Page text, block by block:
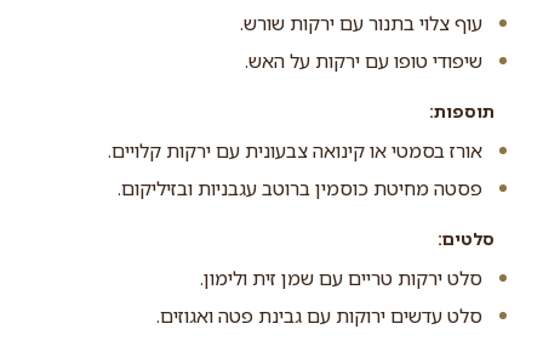
עוף צלוי בתנור עם ירקות שורש.
שיפודי טופו עם ירקות על האש.
תוספות:
אורז בסמטי או קינואה צבעונית עם ירקות קלויים.
פסטה מחיטת כוסמין ברוטב עגבניות ובזיליקום.
סלטים:
סלט ירקות טריים עם שמן זית ולימון.
סלט עדשים ירוקות עם גבינת פטה ואגוזים.